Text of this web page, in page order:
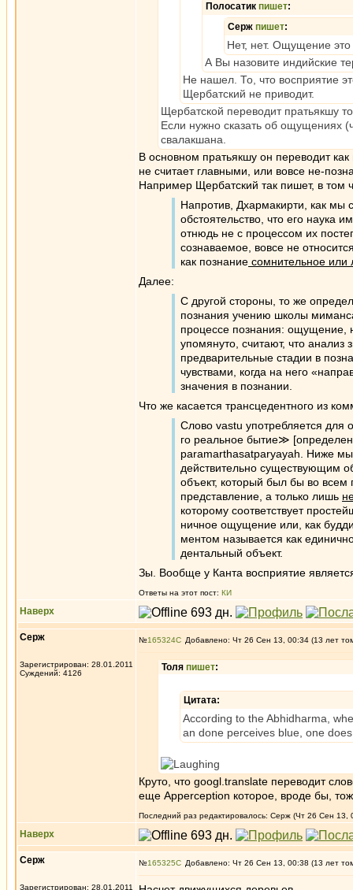
Полосатик пишет:
Серж пишет:
Нет, нет. Ощущение
А Вы назовите индийские
Не нашел. То, что восприятие
Щербатский не приводит.
Щербатской переводит пратьякшу
Если нужно сказать об ощущениях
свалакшана.
В основном пратьякшу он переводит
не считает главными, или вовсе не-
Например Щербатский так пишет, в том
Напротив, Дхармакирти, как мы
обстоятельство, что его наука
отнюдь не с процессом их
сознаваемое, вовсе не
как познание сомнительное или
Далее:
С другой стороны, то же
познания учению школы
процессе познания: ощущение,
упомянуто, считают, что анализ
предварительные стадии в
чувствами, когда на него
значения в познании.
Что же касается трансцедентного из
Слово vastu употребляется
го реальное бытие≫
paramarthasatparyayah. Ниже
действительно существующим
объект, который был бы во
представление, а только лишь
которому соответствует
ничное ощущение или, как
ментом называется как
дентальный объект.
Зы. Вообще у Канта восприятие
Ответы на этот пост: КИ
Наверх
Серж
Зарегистрирован: 28.01.2011
Суждений: 4126
№165324 Добавлено: Чт 26 Сен 13, 00:34 (13 лет
Толя пишет:
Цитата:
According to the Abhidharma,
an done perceives blue, one
Круто, что googl.translate переводит
еще Apperception которое, вроде бы,
Последний раз редактировалось: Серж (Чт 26 Сен 13,
Наверх
Серж
Зарегистрирован: 28.01.2011
№165325 Добавлено: Чт 26 Сен 13, 00:38 (13 лет